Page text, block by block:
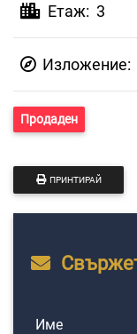
Етаж: 3
Изложение:
Продаден
ПРИНТИРАЙ
Име